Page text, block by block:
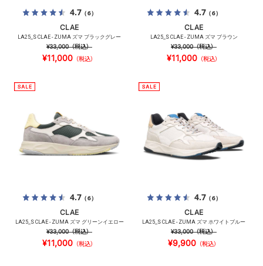
4.7（6）
CLAE
LA25_S CLAE - ZUMA ズマ ブラックグレー
¥33,000（税込）
¥11,000 （税込）
4.7（6）
CLAE
LA25_S CLAE - ZUMA ズマ ブラウン
¥33,000（税込）
¥11,000 （税込）
4.7（6）
CLAE
LA25_S CLAE - ZUMA ズマ グリーンイエロー
¥33,000（税込）
¥11,000 （税込）
4.7（6）
CLAE
LA25_S CLAE - ZUMA ズマ ホワイトブルー
¥33,000（税込）
¥9,900 （税込）